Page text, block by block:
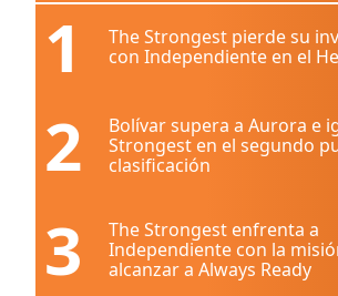
1
The Strongest pierde su
con Independiente en el
2
Bolívar supera a Aurora e
Strongest en el segundo
clasificación
3
The Strongest enfrenta a
Independiente con la
alcanzar a Always Ready